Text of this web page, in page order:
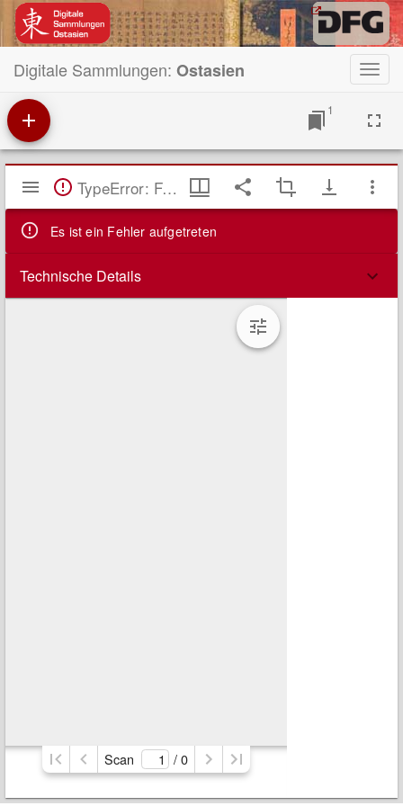
Digitale Sammlungen: Ostasien
1
Mirador
Viewer TypeError: Failed to fetch
Es ist ein Fehler aufgetreten
Technische Details
Scan / 0